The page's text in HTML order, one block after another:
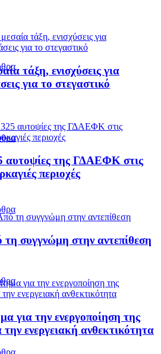
τάξη, ενισχύσεις για
για το στεγαστικό
αυτοψίες της ΓΔΑΕΦΚ στις
περιοχές
συγγνώμη στην αντεπίθεση
για την ενεργοποίηση της
ενεργειακή ανθεκτικότητα